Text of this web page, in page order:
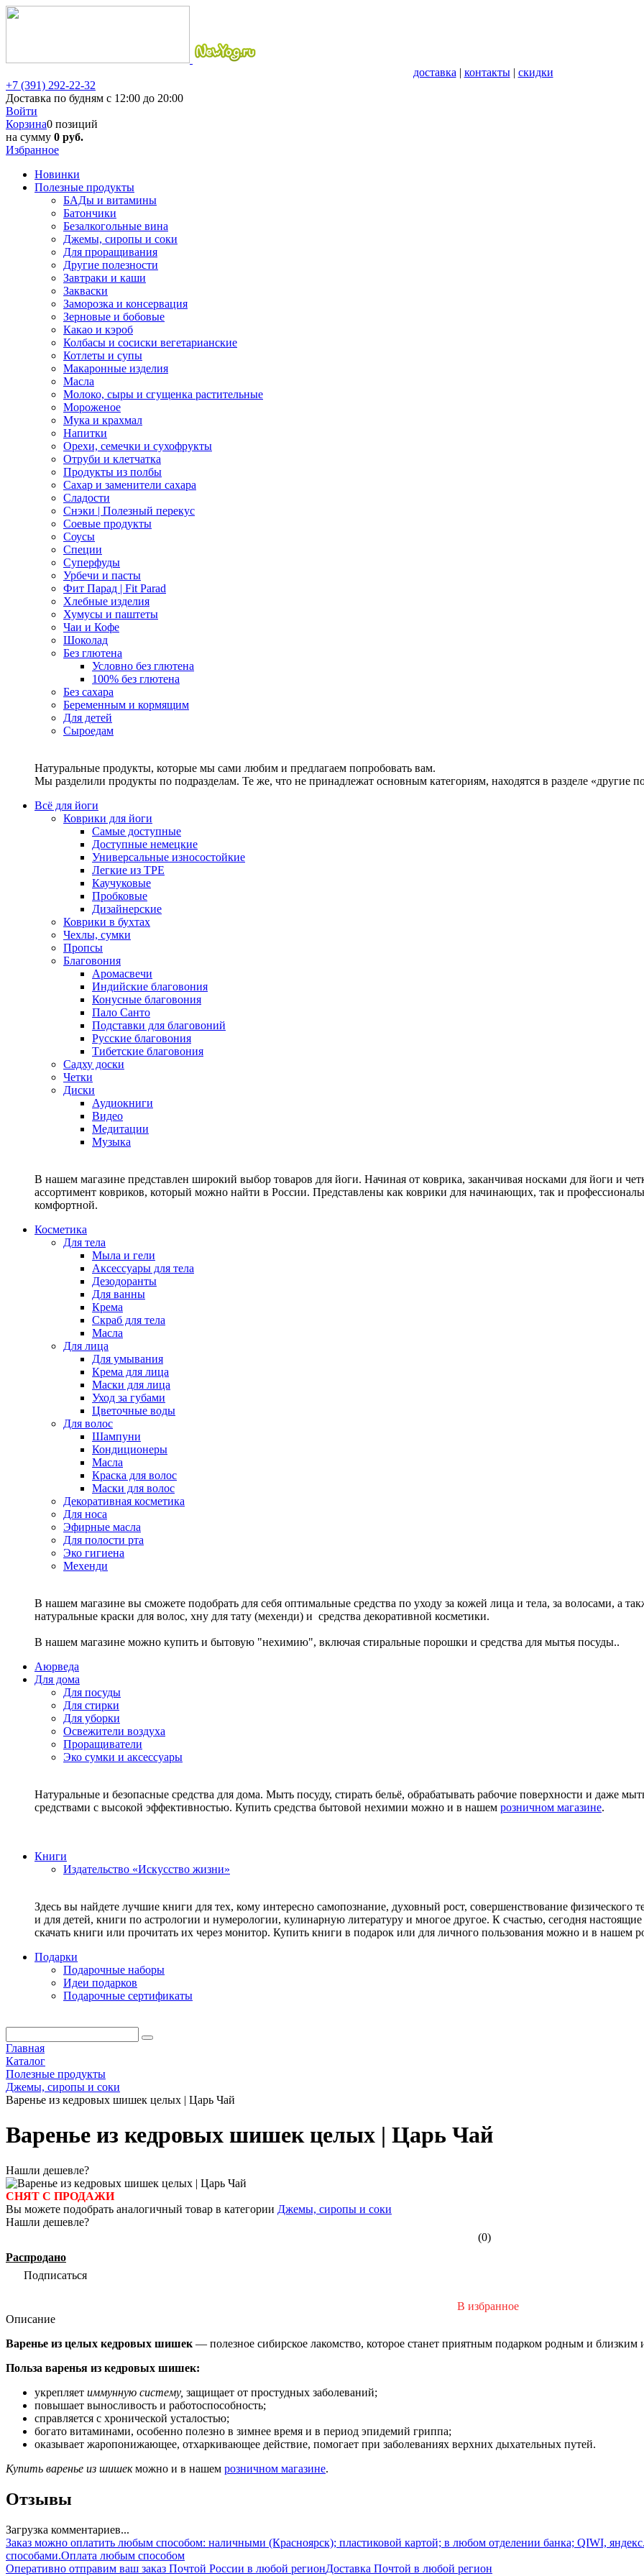
доставка | контакты| скидки
+7 (391) 292-22-32
Доставка по будням с 12:00 до 20:00
Войти
Корзина0 позиций
на сумму 0 руб.
Избранное
Новинки
Полезные продукты
БАДы и витамины
Батончики
Безалкогольные вина
Джемы, сиропы и соки
Для проращивания
Другие полезности
Завтраки и каши
Закваски
Заморозка и консервация
Зерновые и бобовые
Какао и кэроб
Колбасы и сосиски вегетарианские
Котлеты и супы
Макаронные изделия
Масла
Молоко, сыры и сгущенка растительные
Мороженое
Мука и крахмал
Напитки
Орехи, семечки и сухофрукты
Отруби и клетчатка
Продукты из полбы
Сахар и заменители сахара
Сладости
Снэки | Полезный перекус
Соевые продукты
Соусы
Специи
Суперфуды
Урбечи и пасты
Фит Парад | Fit Parad
Хлебные изделия
Хумусы и паштеты
Чаи и Кофе
Шоколад
Без глютена
Условно без глютена
100% без глютена
Без сахара
Беременным и кормящим
Для детей
Сыроедам
Натуральные продукты, которые мы сами любим и предлагаем попробовать вам.
Мы разделили продукты по подразделам. Те же, что не принадлежат основным категориям, находятся в разделе «другие
Всё для йоги
Коврики для йоги
Самые доступные
Доступные немецкие
Универсальные износостойкие
Легкие из TPE
Каучуковые
Пробковые
Дизайнерские
Коврики в бухтах
Чехлы, сумки
Пропсы
Благовония
Аромасвечи
Индийские благовония
Конусные благовония
Пало Санто
Подставки для благовоний
Русские благовония
Тибетские благовония
Садху доски
Четки
Диски
Аудиокниги
Видео
Медитации
Музыка
В нашем магазине представлен широкий выбор товаров для йоги. Начиная от коврика, заканчивая носками для йоги и
ассортимент ковриков, который можно найти в России. Представлены как коврики для начинающих, так и
комфортной.
Косметика
Для тела
Мыла и гели
Аксессуары для тела
Дезодоранты
Для ванны
Крема
Скраб для тела
Масла
Для лица
Для умывания
Крема для лица
Маски для лица
Уход за губами
Цветочные воды
Для волос
Шампуни
Кондиционеры
Масла
Краска для волос
Маски для волос
Декоративная косметика
Для носа
Эфирные масла
Для полости рта
Эко гигиена
Мехенди
В нашем магазине вы сможете подобрать для себя оптимальные средства по уходу за кожей лица и тела, за волосами, а
натуральные краски для волос, хну для тату (мехенди) и средства декоративной косметики.
В нашем магазине можно купить и бытовую "нехимию", включая стиральные порошки и средства для мытья посуды..
Аюрведа
Для дома
Для посуды
Для стирки
Для уборки
Освежители воздуха
Проращиватели
Эко сумки и аксессуары
Натуральные и безопасные средства для дома. Мыть посуду, стирать бельё, обрабатывать рабочие поверхности и даже
средствами с высокой эффективностью. Купить средства бытовой нехимии можно и в нашем розничном магазине.
Книги
Издательство «Искусство жизни»
Здесь вы найдете лучшие книги для тех, кому интересно самопознание, духовный рост, совершенствование физического
и для детей, книги по астрологии и нумерологии, кулинарную литературу и многое другое. К счастью, сегодня
скачать книги или прочитать их через монитор. Купить книги в подарок или для личного пользования можно и в нашем
Подарки
Подарочные наборы
Идеи подарков
Подарочные сертификаты
Главная
Каталог
Полезные продукты
Джемы, сиропы и соки
Варенье из кедровых шишек целых | Царь Чай
Варенье из кедровых шишек целых | Царь Чай
Нашли дешевле?
СНЯТ С ПРОДАЖИ
Вы можете подобрать аналогичный товар в категории Джемы, сиропы и соки
Нашли дешевле?
(0)
Распродано
Подписаться
В избранное
Описание
Варенье из целых кедровых шишек — полезное сибирское лакомство, которое станет приятным подарком родным и близким
Польза варенья из кедровых шишек:
укрепляет иммунную систему, защищает от простудных заболеваний;
повышает выносливость и работоспособность;
справляется с хронической усталостью;
богато витаминами, особенно полезно в зимнее время и в период эпидемий гриппа;
оказывает жаропонижающее, отхаркивающее действие, помогает при заболеваниях верхних дыхательных путей.
Купить варенье из шишекможно и в нашем розничном магазине.
Отзывы
Загрузка комментариев...
Заказ можно оплатить любым способом: наличными (Красноярск); пластиковой картой; в любом отделении банка; QIWI,
способами.Оплата любым способом
Оперативно отправим ваш заказ Почтой России в любой регионДоставка Почтой в любой регион